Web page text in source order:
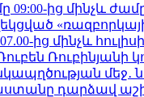
ից մինչև ժամը
ից մինչև
Ռուբինյանի
մեջ․
դարձավ